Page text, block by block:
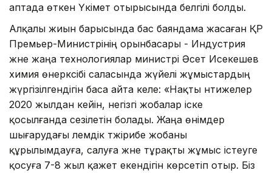
аптада өткен Үкімет отырысында белгілі болды.
Алқалы жиын барысында бас баяндама жасаған ҚР
Премьер-Министрінің орынбасары - Индустрия
және жаңа технологиялар министрі Әсет Исекешев
химия өнеркәсібі саласында жүйелі жұмыстардың
жүргізілгендігін баса айта келе: «Нақты нәтижелер
2020 жылдан кейін, негізгі жобалар іске
қосылғанда сезілетін болады. Жаңа өнімдер
шығарудағы әлемдік тәжірибе жобаны
құрылымдауға, салуға және тұрақты жұмыс істеуге
қосуға 7-8 жыл қажет екендігін көрсетіп отыр. Біз